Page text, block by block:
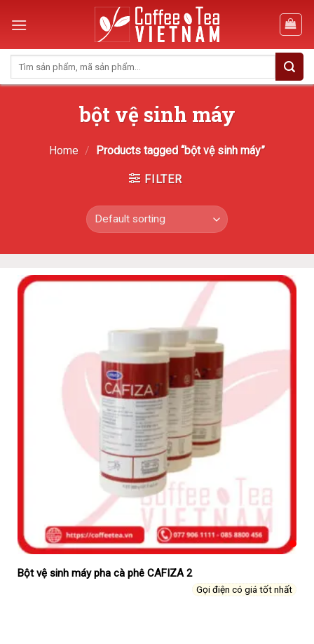
bột vệ sinh máy
Home / Products tagged “bột vệ sinh máy”
FILTER
Bột vệ sinh máy pha cà phê CAFIZA 2
Gọi điện có giá tốt nhất